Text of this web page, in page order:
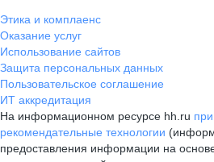
Этика и комплаенс
Оказание услуг
Использование сайтов
Защита персональных данных
Пользовательское соглашение
ИТ аккредитация
На информационном ресурсе hh.ru
рекомендательные технологии
предоставления информации на